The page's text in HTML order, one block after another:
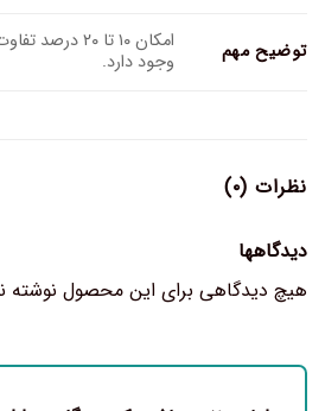
توضیح مهم امکان ۱۰ تا
وجود دارد.
نظرات (۰)
دیدگاهها
هیچ دیدگاهی برای این محصول